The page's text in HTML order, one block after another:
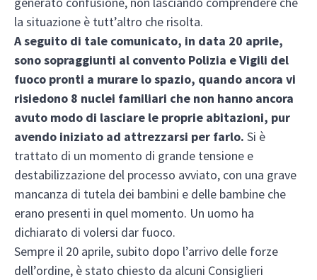
la situazione è tutt’altro che risolta.
A seguito di tale comunicato, in data 20 aprile,
sono sopraggiunti al convento Polizia e Vigili del
fuoco pronti a murare lo spazio, quando ancora vi
risiedono 8 nuclei familiari che non hanno ancora
avuto modo di lasciare le proprie abitazioni, pur
avendo iniziato ad attrezzarsi per farlo. Si è
trattato di un momento di grande tensione e
destabilizzazione del processo avviato, con una grave
mancanza di tutela dei bambini e delle bambine che
erano presenti in quel momento. Un uomo ha
dichiarato di volersi dar fuoco.
Sempre il 20 aprile, subito dopo l’arrivo delle forze
dell’ordine, è stato chiesto da alcuni Consiglieri